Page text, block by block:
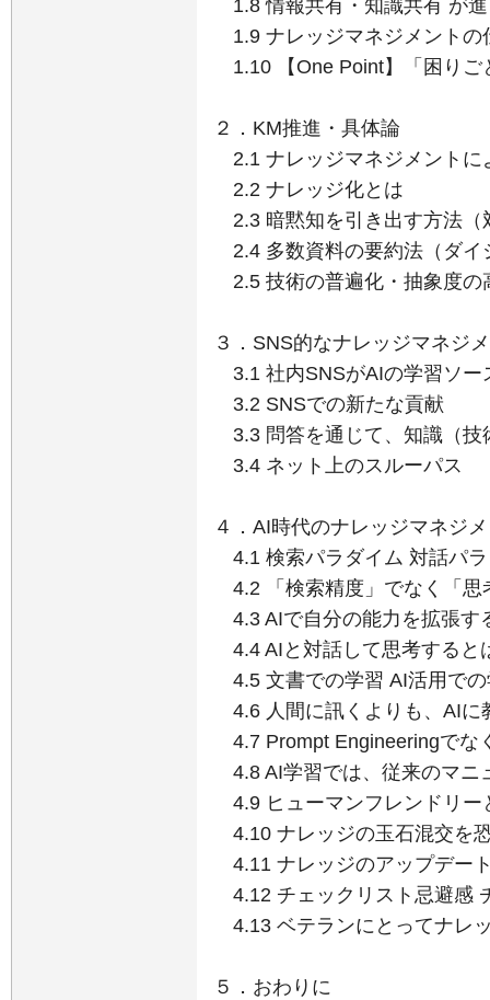
1.8 情報共有・知識共有 が
1.9 ナレッジマネジメントの
1.10 【One Point】「困りご
２．KM推進・具体論
2.1 ナレッジマネジメントに
2.2 ナレッジ化とは
2.3 暗黙知を引き出す方法（
2.4 多数資料の要約法（ダイ
2.5 技術の普遍化・抽象度の
３．SNS的なナレッジマネジ
3.1 社内SNSがAIの学習ソー
3.2 SNSでの新たな貢献
3.3 問答を通じて、知識（技
3.4 ネット上のスルーパス
４．AI時代のナレッジマネジ
4.1 検索パラダイム 対話パ
4.2 「検索精度」でなく「思
4.3 AIで自分の能力を拡張す
4.4 AIと対話して思考すると
4.5 文書での学習 AI活用での
4.6 人間に訊くよりも、AIに
4.7 Prompt Engineeringでな
4.8 AI学習では、従来のマニ
4.9 ヒューマンフレンドリー
4.10 ナレッジの玉石混交を
4.11 ナレッジのアップデー
4.12 チェックリスト忌避感
4.13 ベテランにとってナレ
５．おわりに